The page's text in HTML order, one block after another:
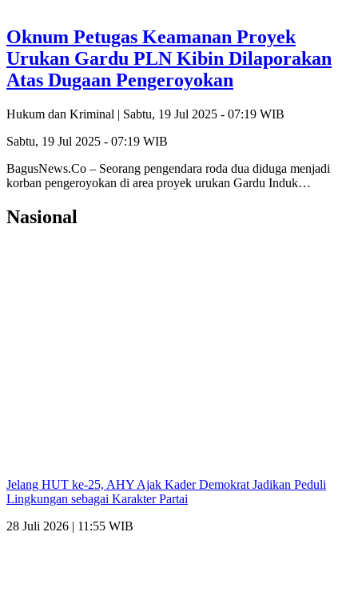
Oknum Petugas Keamanan Proyek
Urukan Gardu PLN Kibin Dilaporakan
Atas Dugaan Pengeroyokan
Hukum dan Kriminal | Sabtu, 19 Jul 2025 - 07:19 WIB
Sabtu, 19 Jul 2025 - 07:19 WIB
BagusNews.Co – Seorang pengendara roda dua diduga menjadi
korban pengeroyokan di area proyek urukan Gardu Induk…
Nasional
Jelang HUT ke-25, AHY Ajak Kader Demokrat Jadikan Peduli
Lingkungan sebagai Karakter Partai
28 Juli 2026 | 11:55 WIB